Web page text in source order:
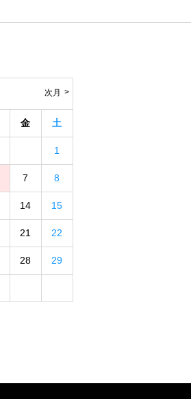
次月
金 土
1
7 8
14 15
21 22
28 29